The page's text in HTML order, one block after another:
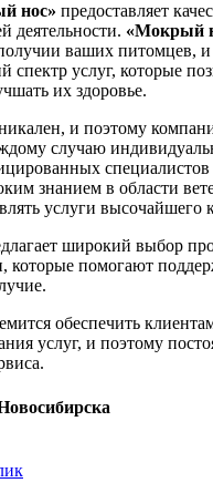
нос» предоставляет
деятельности. «Мокрый
ваших питомцев,
спектр услуг, которые
их здоровье.
и поэтому
случаю
специалистов
знанием в области
услуги высочайшего
широкий выбор
которые помогают
обеспечить
услуг, и поэтому